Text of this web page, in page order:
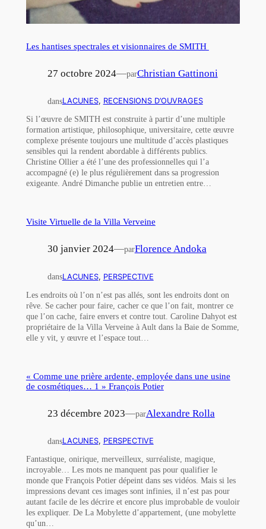
Les hantises spectrales et visionnaires de SMITH
27 octobre 2024—parChristian Gattinoni
dansLACUNES, RECENSIONS D’OUVRAGES
Si l’œuvre de SMITH est construite à partir d’une multiple
formation artistique, philosophique, universitaire, cette œuvre
complexe présente toujours une multitude d’accès plastiques
sensibles qui la rendent abordable à différents publics.
Christine Ollier a été l’une des professionnelles qui l’a
accompagné (e) le plus régulièrement dans sa progression
exigeante. André Dimanche publie un entretien entre…
Visite Virtuelle de la Villa Verveine
30 janvier 2024—parFlorence Andoka
dansLACUNES, PERSPECTIVE
Les endroits où l’on n’est pas allés, sont les endroits dont on
rêve. Se cacher pour faire, cacher ce que l’on fait, montrer ce
que l’on cache, faire envers et contre tout. Caroline Dahyot est
propriétaire de la Villa Verveine à Ault dans la Baie de Somme,
elle y vit, y œuvre et l’espace tout…
« Comme une prière ardente, employée dans une usine
de cosmétiques… 1 » François Potier
23 décembre 2023—parAlexandre Rolla
dansLACUNES, PERSPECTIVE
Fantastique, onirique, merveilleux, surréaliste, magique,
incroyable… Les mots ne manquent pas pour qualifier le
monde que François Potier dépeint dans ses vidéos. Mais si les
impressions devant ces images sont infinies, il n’est pas pour
autant facile de les décrire et encore plus improbable de vouloir
les expliquer. De La Mobylette d’appartement, (une mobylette
qu’un…